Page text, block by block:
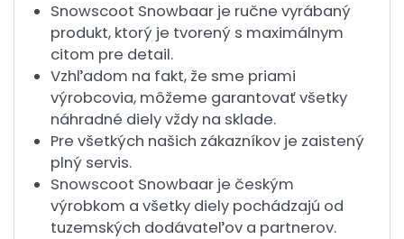
Snowscoot Snowbaar je ručne vyrábaný
produkt, ktorý je tvorený s maximálnym
citom pre detail.
Vzhľadom na fakt, že sme priami
výrobcovia, môžeme garantovať všetky
náhradné diely vždy na sklade.
Pre všetkých našich zákazníkov je zaistený
plný servis.
Snowscoot Snowbaar je českým
výrobkom a všetky diely pochádzajú od
tuzemských dodávateľov a partnerov.